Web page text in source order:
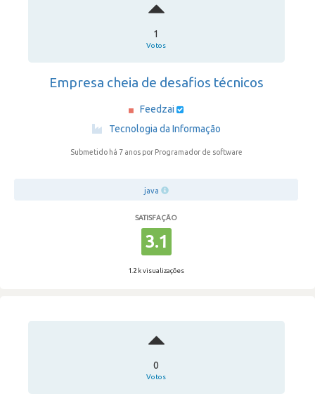
1
Votos
Empresa cheia de desafios técnicos
Feedzai
Tecnologia da Informação
Submetido há 7 anos por Programador de software
java
SATISFAÇÃO
3.1
1.2 k visualizações
0
Votos